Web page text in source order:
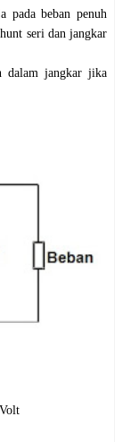
pada beban penuh
seri dan jangkar
dalam jangkar jika